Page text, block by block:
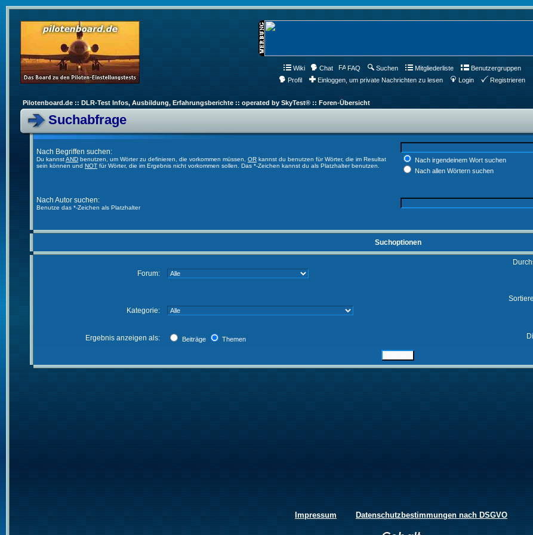
Wiki Chat FAQ Suchen Mitgliederliste
Benutzergruppen
Profil
Einloggen, um private Nachrichten zu lesen Login Registrieren
Pilotenboard.de :: DLR-Test Infos, Ausbildung, Erfahrungsberichte :: operated by SkyTest® :: Foren-Übersicht
Suchabfrage
Nach Begriffen suchen:
Du kannstAND benutzen, um Wörter zu definieren, die vorkommen müssen, OR kannst du benutzen für Wörter, die im Resultat
sein können und NOT für Wörter, die im Ergebnis nicht vorkommen sollen. Das *-Zeichen kannst du als Platzhalter benutzen.
Nach irgendeinem Wort suchen
Nach allen Wörtern suchen
Nach Autor suchen:
Benutze das *-Zeichen als Platzhalter
Suchoptionen
Forum:
Kategorie:
Ergebnis anzeigen als: Beiträge Themen
Impressum Datenschutzbestimmungen nach DSGVO